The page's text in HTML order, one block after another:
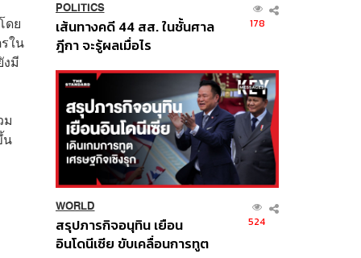
ดย
ใน
มี
ม
น
POLITICS
เส้นทางคดี 44 สส. ในชั้นศาล
ฎีกา จะรู้ผลเมื่อไร
178
WORLD
สรุปภารกิจอนุทิน เยือน
อินโดนีเซีย ขับเคลื่อนการทูต
524